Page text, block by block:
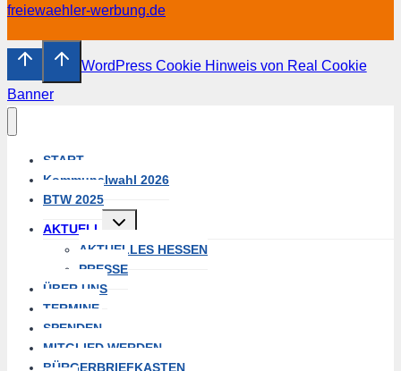
freiewaehler-werbung.de
WordPress Cookie Hinweis von Real Cookie
Banner
START
Kommunalwahl 2026
BTW 2025
AKTUELL
Untermenü
umschalten
AKTUELLES HESSEN
PRESSE
ÜBER UNS
TERMINE
SPENDEN
MITGLIED WERDEN
BÜRGERBRIEFKASTEN